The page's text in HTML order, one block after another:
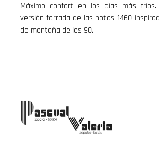
Máximo confort en los días más fríos.
versión forrada de las botas 1460
de montaña de los 90.